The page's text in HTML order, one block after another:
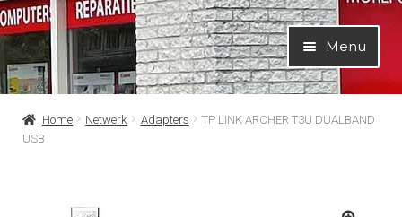
Ga
door
naar
navigatie
Ga
naar
de
inhoud
Menu
Home Netwerk Adapters
TP LINK ARCHER T3U DUALBAND
USB